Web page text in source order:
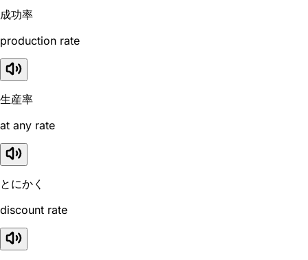
成功率
production rate
生産率
at any rate
とにかく
discount rate